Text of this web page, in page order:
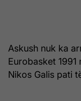
Askush nuk ka
Eurobasket
Nikos Galis pati